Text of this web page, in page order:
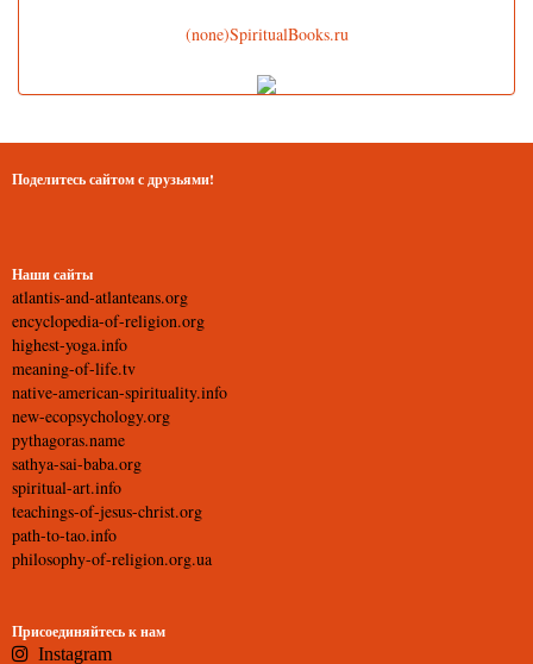
(none)SpiritualBooks.ru
Поделитесь сайтом с друзьями!
Наши сайты
atlantis-and-atlanteans.org
encyclopedia-of-religion.org
highest-yoga.info
meaning-of-life.tv
native-american-spirituality.info
new-ecopsychology.org
pythagoras.name
sathya-sai-baba.org
spiritual-art.info
teachings-of-jesus-christ.org
path-to-tao.info
philosophy-of-religion.org.ua
Присоединяйтесь к нам
Instagram